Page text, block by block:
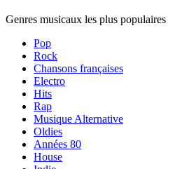
Genres musicaux les plus populaires
Pop
Rock
Chansons françaises
Electro
Hits
Rap
Musique Alternative
Oldies
Années 80
House